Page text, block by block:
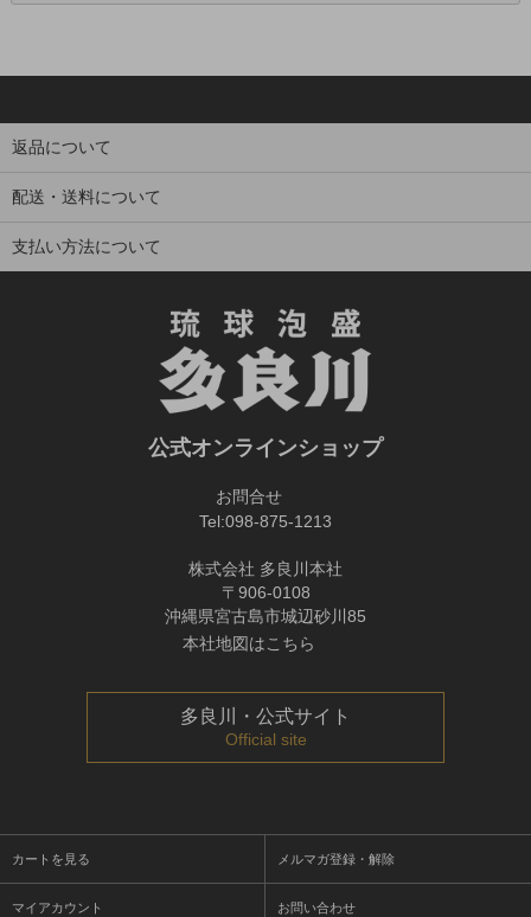
返品について
配送・送料について
支払い方法について
公式オンラインショップ
お問合せ
Tel:098-875-1213
株式会社 多良川本社
〒906-0108
沖縄県宮古島市城辺砂川85
本社地図はこちら
多良川・公式サイト
Official site
カートを見る メルマガ登録・解除
マイアカウント お問い合わせ